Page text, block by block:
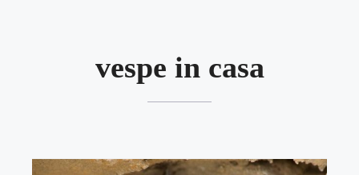
vespe in casa